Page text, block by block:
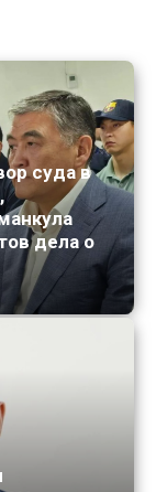
суда в
дела о